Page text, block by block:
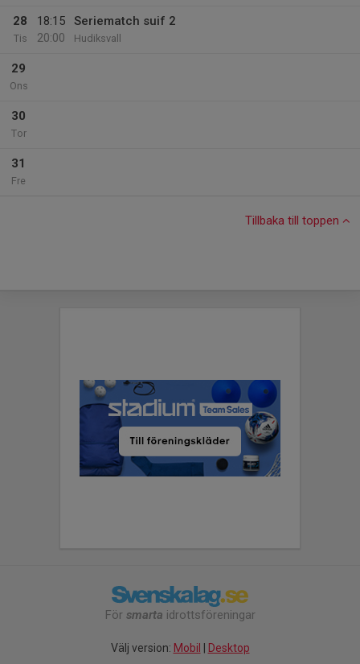
28
Tis
18:15
20:00
Seriematch suif 2
Hudiksvall
29
Ons
30
Tor
31
Fre
Tillbaka till toppen
För smarta idrottsföreningar
Välj version: Mobil Desktop